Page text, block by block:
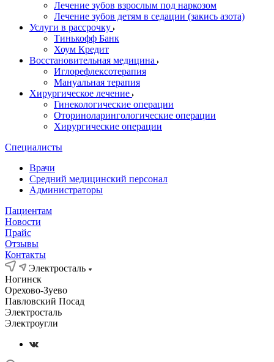
Лечение зубов взрослым под наркозом
Лечение зубов детям в седации (закись азота)
Услуги в рассрочку
Тинькофф Банк
Хоум Кредит
Восстановительная медицина
Иглорефлексотерапия
Мануальная терапия
Хирургическое лечение
Гинекологические операции
Оториноларингологические операции
Хирургические операции
Специалисты
Врачи
Средний медицинский персонал
Администраторы
Пациентам
Новости
Прайс
Отзывы
Контакты
Электросталь
Ногинск
Орехово-Зуево
Павловский Посад
Электросталь
Электроугли